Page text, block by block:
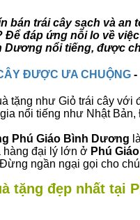
bán trái cây sạch và
đáp ứng nỗi lo về
Dương nổi tiếng, được
ĐƯỢC ƯA CHUỘNG -
tặng như Giỏ trái cây với
nổi tiếng như Nhật
Phú Giáo Bình Dương
hàng đại lý lớn ở Phú
ngần ngại gọi cho
tặng đẹp nhất tại